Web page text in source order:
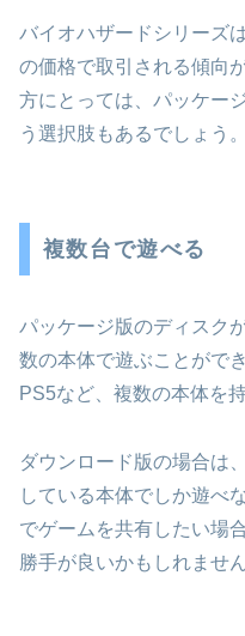
バイオハザードシリーズ
の価格で取引される傾向
方にとっては、パッケー
う選択肢もあるでしょう。
複数台で遊べる
パッケージ版のディスク
数の本体で遊ぶことがで
PS5など、複数の本体を
ダウンロード版の場合は
している本体でしか遊べ
でゲームを共有したい場
勝手が良いかもしれません